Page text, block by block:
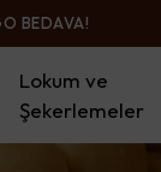
BEDAVA!
Lokum ve
Şekerlemeler